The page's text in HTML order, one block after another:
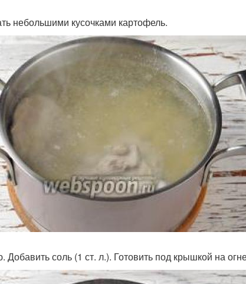
небольшими кусочками картофель.
соль (1 ст. л.). Готовить под крышкой на